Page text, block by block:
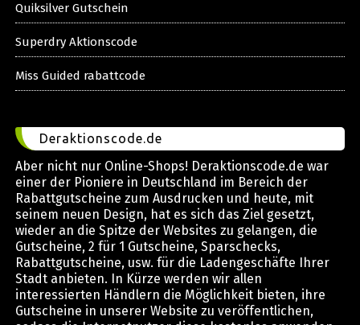
Quiksilver Gutschein
Superdry Aktionscode
Miss Guided rabattcode
Deraktionscode.de
Aber nicht nur Online-Shops! Deraktionscode.de war
einer der Pioniere in Deutschland im Bereich der
Rabattgutscheine zum Ausdrucken und heute, mit
seinem neuen Design, hat es sich das Ziel gesetzt,
wieder an die Spitze der Websites zu gelangen, die
Gutscheine, 2 für 1 Gutscheine, Sparschecks,
Rabattgutscheine, usw. für die Ladengeschäfte Ihrer
Stadt anbieten. In Kürze werden wir allen
interessierten Händlern die Möglichkeit bieten, ihre
Gutscheine in unserer Website zu veröffentlichen,